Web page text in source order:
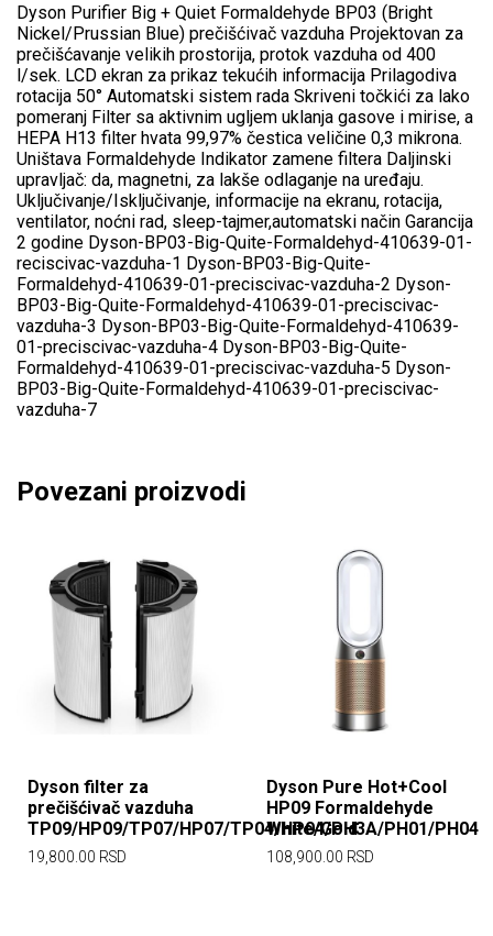
Dyson Purifier Big + Quiet Formaldehyde BP03 (Bright
Nickel/Prussian Blue) prečišćivač vazduha Projektovan za
prečišćavanje velikih prostorija, protok vazduha od 400
l/sek. LCD ekran za prikaz tekućih informacija Prilagodiva
rotacija 50° Automatski sistem rada Skriveni točkići za lako
pomeranj Filter sa aktivnim ugljem uklanja gasove i mirise, a
HEPA H13 filter hvata 99,97% čestica veličine 0,3 mikrona.
Uništava Formaldehyde Indikator zamene filtera Daljinski
upravljač: da, magnetni, za lakše odlaganje na uređaju.
Uključivanje/Isključivanje, informacije na ekranu, rotacija,
ventilator, noćni rad, sleep-tajmer,automatski način Garancija
2 godine Dyson-BP03-Big-Quite-Formaldehyd-410639-01-
reciscivac-vazduha-1 Dyson-BP03-Big-Quite-
Formaldehyd-410639-01-preciscivac-vazduha-2 Dyson-
BP03-Big-Quite-Formaldehyd-410639-01-preciscivac-
vazduha-3 Dyson-BP03-Big-Quite-Formaldehyd-410639-
01-preciscivac-vazduha-4 Dyson-BP03-Big-Quite-
Formaldehyd-410639-01-preciscivac-vazduha-5 Dyson-
BP03-Big-Quite-Formaldehyd-410639-01-preciscivac-
vazduha-7
Povezani proizvodi
Dyson filter za
prečišćivač vazduha
TP09/HP09/TP07/HP07/TP04/HP04/PH3A/PH01/PH04
19,800.00 RSD
Dyson Pure Hot+Cool
HP09 Formaldehyde
White/Gold
108,900.00 RSD